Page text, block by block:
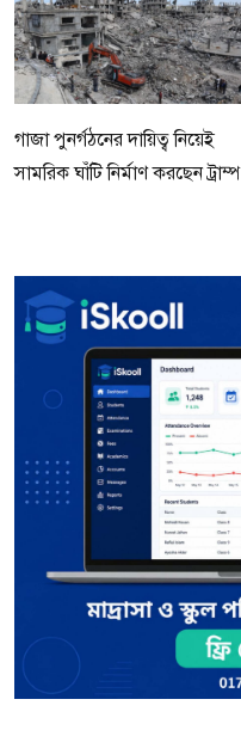
গাজা পুনর্গঠনের দায়িত্ব নিয়েই
সামরিক ঘাঁটি নির্মাণ করছেন ট্রাম্প